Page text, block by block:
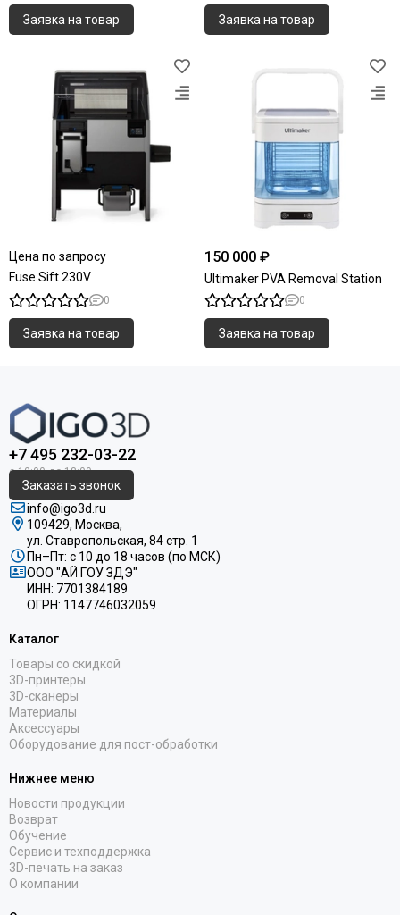
Заявка на товар Заявка на товар
Цена по запросу
Fuse Sift 230V
0
Заявка на товар
150 000 ₽
Ultimaker PVA Removal Station
0
Заявка на товар
+7 495 232-03-22
Заказать звонок
info@igo3d.ru
109429, Москва,
ул. Ставропольская, 84 стр. 1
Пн–Пт: с 10 до 18 часов (по МСК)
ООО "АЙ ГОУ ЗДЭ"
ИНН: 7701384189
ОГРН: 1147746032059
Каталог
Товары со скидкой
3D-принтеры
3D-сканеры
Материалы
Аксессуары
Оборудование для пост-обработки
Нижнее меню
Новости продукции
Возврат
Обучение
Сервис и техподдержка
3D-печать на заказ
О компании